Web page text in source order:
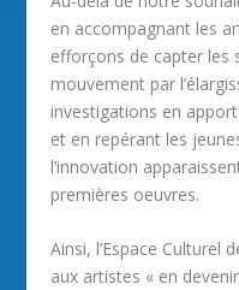
en accompagnant les
efforçons de capter les
mouvement par
investigations en
et en repérant les
l’innovation
premières oeuvres.
Ainsi, l’Espace Culturel
aux artistes « en